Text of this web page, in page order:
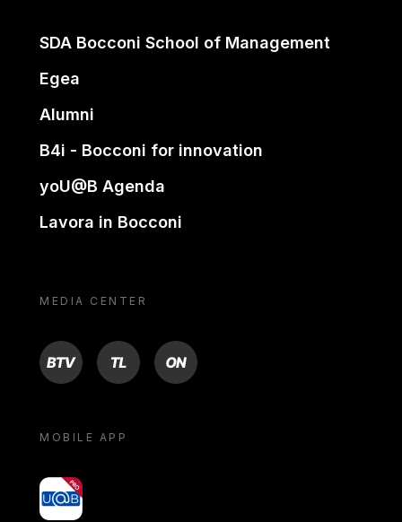
SDA Bocconi School of Management
Egea
Alumni
B4i - Bocconi for innovation
yoU@B Agenda
Lavora in Bocconi
MEDIA CENTER
BTV TL ON
MOBILE APP
yoU@B